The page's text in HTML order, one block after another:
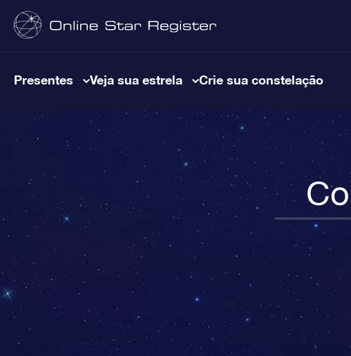
Presentes Veja sua estrela Crie sua constelação